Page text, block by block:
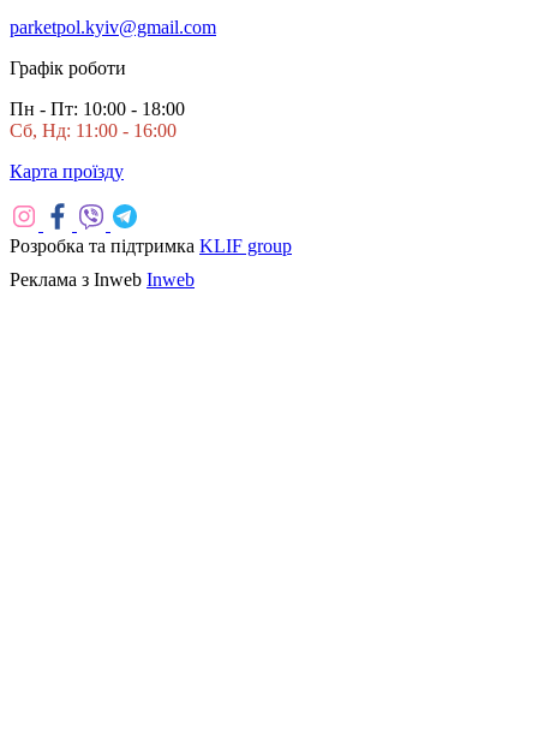
parketpol.kyiv@gmail.com
Графік роботи
Пн - Пт: 10:00 - 18:00
Сб, Нд: 11:00 - 16:00
Карта проїзду
Розробка та підтримка KLIF group
Реклама з Inweb Inweb